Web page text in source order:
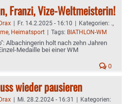
Franzi, Vize-Weltmeisterin!
| Fr. 14.2.2025 - 16:10 | Kategorien: .,
, Heimatsport | Tags: BIATHLON-WM
Albachingerin holt nach zehn Jahren
Medaille bei einer WM
0
wieder pausieren
| Mi. 28.2.2024 - 16:31 | Kategorien: